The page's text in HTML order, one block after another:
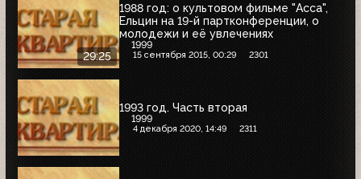
29:25
1988 год: о культовом фильме "Асса",
Ельцин на 19-й партконференции, о
молодежи и её увлечениях
1999
15 сентября 2015, 00:29 2301
1993 год. Часть вторая
1999
4 декабря 2020, 14:49 2311